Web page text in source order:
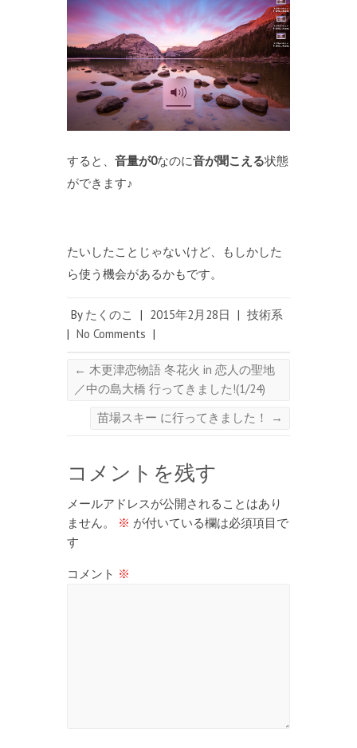
すると、 音量が0なのに音が聞こえる状態
ができます♪
たいしたことじゃないけど、もしかした
ら使う機会があるかもです。
By たくのこ | 2015年2月28日 | 技術系
| No Comments |
← 木更津恋物語 冬花火 in 恋人の聖地
／中の島大橋 行ってきました!(1/24)
苗場スキー に行ってきました！
→
コメントを残す
メールアドレスが公開されることはあり
ません。
※ が付いている欄は必須項目で
す
コメント ※